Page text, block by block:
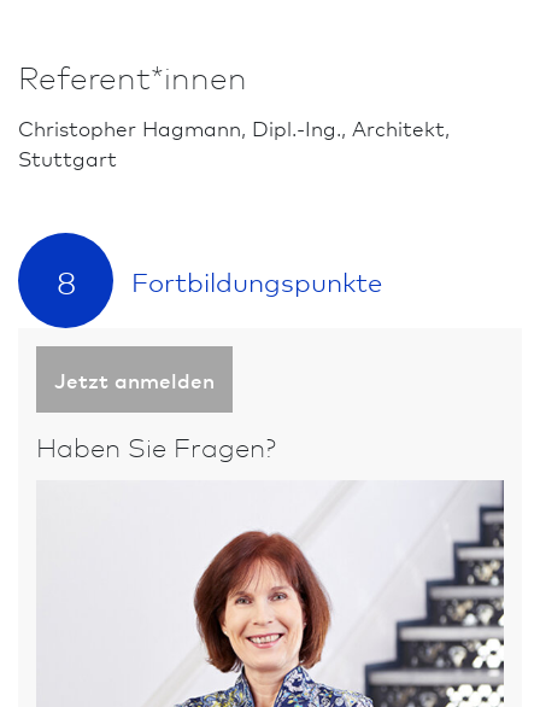
Referent*innen
Christopher Hagmann, Dipl.-Ing., Architekt,
Stuttgart
8 Fort­bildungs­punkte
Jetzt anmelden
Haben Sie Fragen?